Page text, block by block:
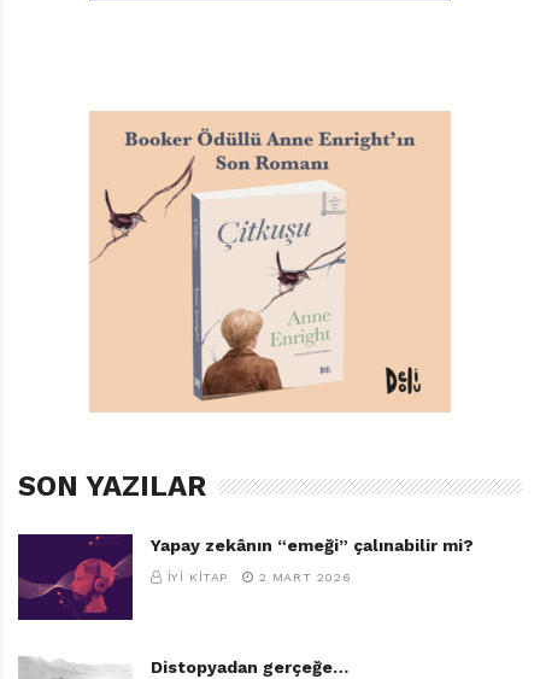
Dişi Düşen Ejderha
Sima Özkan
Resimleyen: Emel Tüfekçioğlu
TAGS:BETA KIDS,DIŞ ÇIKARMAK,
SON YAZILAR
Yapay zekânın “emeği” çalınabilir mi?
İYI KITAP 2 MART 2026
Distopyadan gerçeğe…